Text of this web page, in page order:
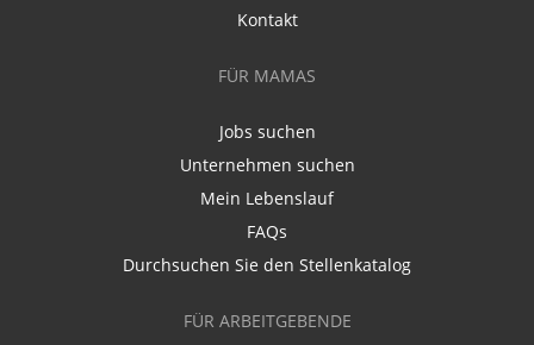
Kontakt
FÜR MAMAS
Jobs suchen
Unternehmen suchen
Mein Lebenslauf
FAQs
Durchsuchen Sie den Stellenkatalog
FÜR ARBEITGEBENDE